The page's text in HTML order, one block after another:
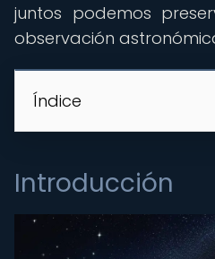
juntos podemos
observación
Índice
Introducción